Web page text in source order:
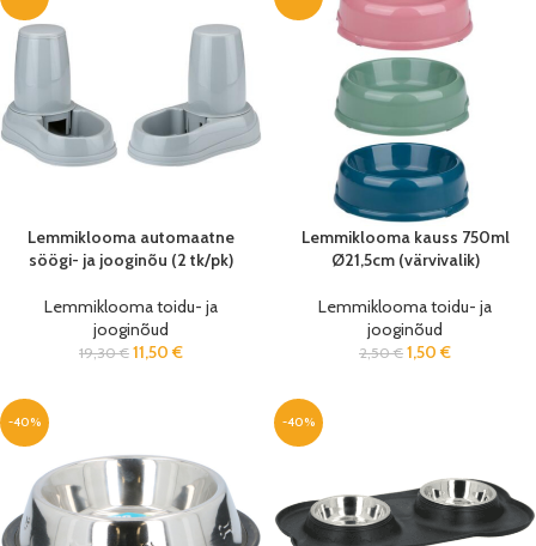
Lemmiklooma automaatne
söögi- ja jooginõu (2 tk/pk)
Lemmiklooma toidu- ja
jooginõud
19,30€ 11,50 €
Lemmiklooma kauss 750ml
Ø21,5cm (värvivalik)
Lemmiklooma toidu- ja
jooginõud
2,50€ 1,50 €
-40% -40%